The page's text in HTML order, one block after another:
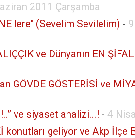
2011 Çarşamba
lere" (Sevelim Sevilelim) -
ve Dünyanın EN
GÖVDE GÖSTERİSİ ve
ve siyaset analizi...! - 4
konutları geliyor ve Akp İlçe